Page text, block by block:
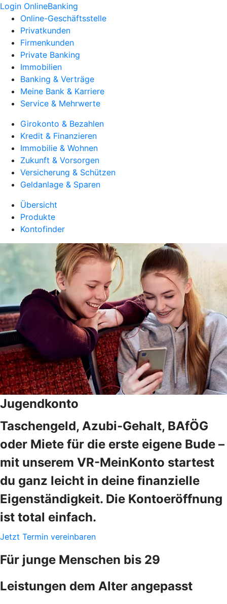
Login OnlineBanking
Online-Geschäftsstelle
Privatkunden
Firmenkunden
Private Banking
Immobilien
Banking & Verträge
Meine Bank & Karriere
Service & Mehrwerte
Girokonto & Bezahlen
Kredit & Finanzieren
Immobilie & Wohnen
Zukunft & Vorsorgen
Versicherung & Schützen
Geldanlage & Sparen
Übersicht
Produkte
Kontofinder
Jugendkonto
Taschengeld, Azubi-Gehalt, BAfÖG
oder Miete für die erste eigene Bude –
mit unserem VR-MeinKonto startest
du ganz leicht in deine finanzielle
Eigenständigkeit. Die Kontoeröffnung
ist total einfach.
Jetzt Termin vereinbaren
Für junge Menschen bis 29
Leistungen dem Alter angepasst